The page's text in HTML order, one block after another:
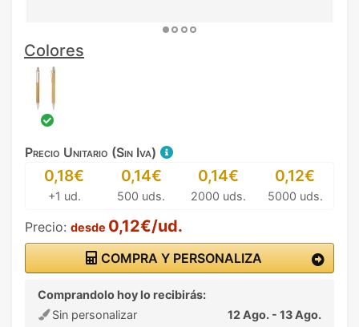
Colores
Precio Unitario (Sin Iva)
0,18€
+1 ud.
0,14€
500 uds.
0,14€
2000 uds.
0,12€
5000 uds.
Precio: desde 0,12€/ud.
COMPRA Y PERSONALIZA
Comprandolo hoy lo recibirás:
Sin personalizar
12 Ago. - 13 Ago.